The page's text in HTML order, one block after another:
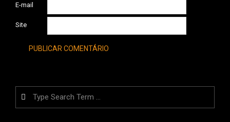
E-mail
Site